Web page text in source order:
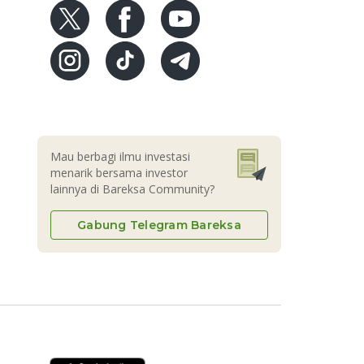
Mau berbagi ilmu investasi
menarik bersama investor
lainnya di Bareksa Community?
Gabung Telegram Bareksa